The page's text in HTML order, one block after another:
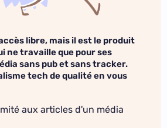
libre, mais il est le produit
ne travaille que pour ses
sans pub et sans tracker.
tech de qualité en vous
aux articles d'un média